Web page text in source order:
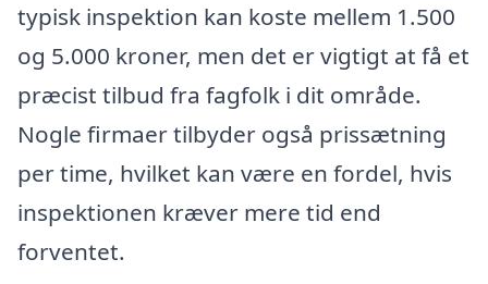
typisk inspektion kan koste mellem 1.500
og 5.000 kroner, men det er vigtigt at få et
præcist tilbud fra fagfolk i dit område.
Nogle firmaer tilbyder også prissætning
per time, hvilket kan være en fordel, hvis
inspektionen kræver mere tid end
forventet.